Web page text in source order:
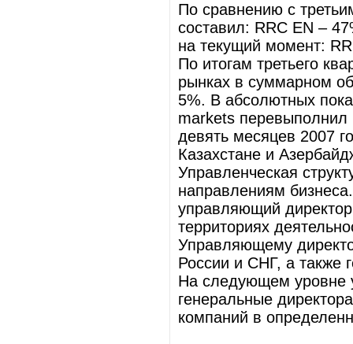
По сравнению с
составил: RRC EN –
на текущий момент:
По итогам третьего
рынках в суммарном
5%. В абсолютных
markets
девять месяцев 2007
Казахстане и
Управленческая
направлениям
управляющий
территориях
Управляющему
России и СНГ, а также
На следующем уровне
генеральные
компаний в